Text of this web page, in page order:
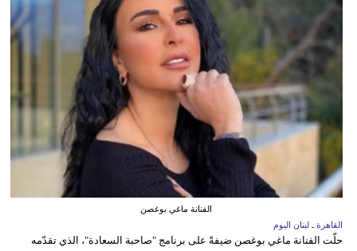
الفنانة ماغي بوغصن
القاهرة ـ لبنان اليوم
حلّت الفنانة ماغي بوغصن ضيفةً على برنامج "صاحبة السعادة"، الذي تقدّمه